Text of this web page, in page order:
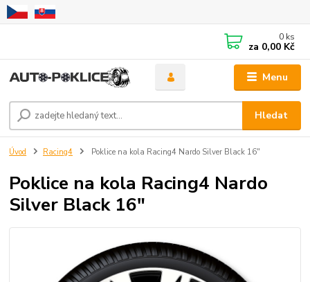
Menu
Hledat
0 ks
za 0,00 Kč
Úvod Racing4 Poklice na kola Racing4 Nardo Silver Black 16"
Poklice na kola Racing4 Nardo
Silver Black 16"